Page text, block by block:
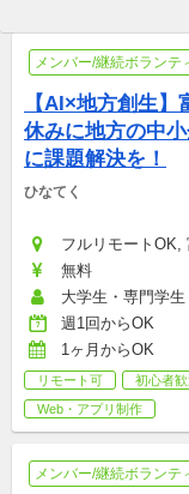
メンバー/継続ボランテ
【AI×地方創生
休みに地方の中
に課題解決を！
ひなてく
フルリモートOK,
無料
大学生・専門学生
週1回からOK
1ヶ月からOK
リモート可 初心者歓
Web・アプリ制作
メンバー/継続ボランテ